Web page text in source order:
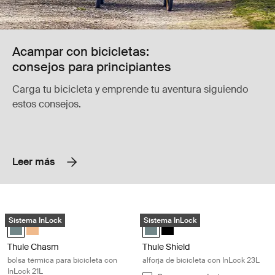
Acampar con bicicletas:
consejos para principiantes
Carga tu bicicleta y emprende tu aventura siguiendo
estos consejos.
Leer más
Thule Chasm bolsa térmica para bicicleta con InLock 21L Mid blue
Sistema InLock
Thule Chasm cooler with InLock 21L Azul medio (selected)
Thule Chasm cooler with InLock 21L Naranja polvoriento
Thule Chasm
bolsa térmica para bicicleta con
InLock 21L
Thule Shield alforja de bicicleta
Sistema InLock
Thule Shield backpack with
Thule Shield backpack with
Thule Shield
alforja de bicicleta con InLock 23L